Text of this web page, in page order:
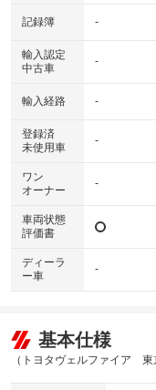
記録簿 -
輸入認定
中古車
-
輸入経路 -
登録済
未使用車
-
ワン
オーナー
-
車両状態
評価書
ディーラ
ー車
-
基本仕様
（トヨタヴェルファイア 東